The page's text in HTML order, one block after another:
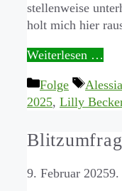
stellenweise
holt mich hier
Weiterlesen …
Kategorien
Folge
2025, Lilly
9. Februar 20259.